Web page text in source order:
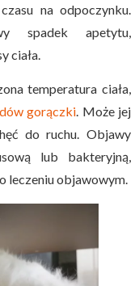
na odpoczynku.
spadek apetytu,
ciała.
temperatura ciała,
gorączki. Może jej
do ruchu. Objawy
lub bakteryjną,
leczeniu objawowym.